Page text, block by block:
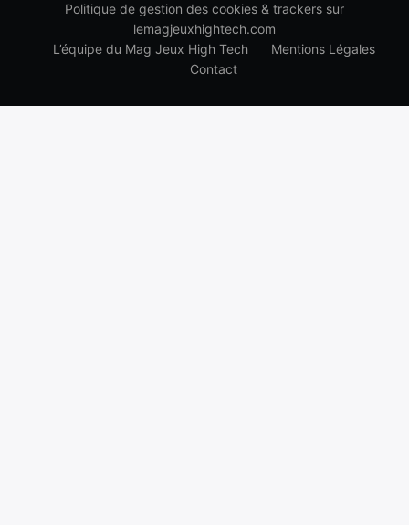
Politique de gestion des cookies & trackers sur
lemagjeuxhightech.com
L’équipe du Mag Jeux High Tech
Mentions Légales
Contact